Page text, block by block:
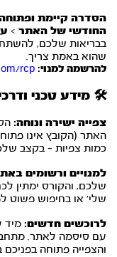
הסדרה קיימת
החודשי של האתר >
בבריאות שלכם,
שהוא באמת צריך.
להרשמה למנוי: rcp/
🛠️ מידע טכני
צפייה ישירה ונוחה:
האתר (הקובץ אינו
כמות צפיות – בקצב
למנויים ורשומים
שלכם, והקורס ימתין
שלי’ או בחיפוש פשוט
לרוכשים חדשים: מיד
עם סיסמה לאתר.
והצפייה פתוחה בפניכם